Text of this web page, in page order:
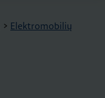
> Elektromobilių